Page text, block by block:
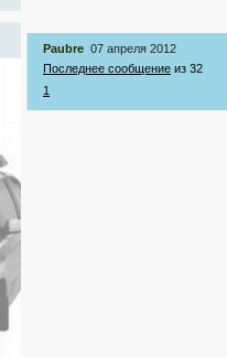
Paubre 07 апреля 2012
Последнее сообщениеиз 32
1